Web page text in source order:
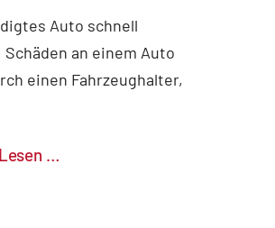
Auto schnell
an einem Auto
einen Fahrzeughalter,
…